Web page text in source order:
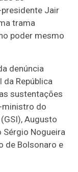
Jair
trama
poder mesmo
denúncia
da República
sustentações
ministro do
Augusto
Sérgio Nogueira
de Bolsonaro e